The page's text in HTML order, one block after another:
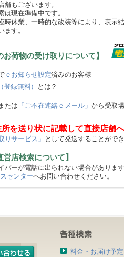
もございます。
現在準備中です。
休業、一時的な改装等により、表示
す。
お荷物の受け取りについて】
ｅお知らせ設定済みのお客様
録無料）
とは？
たは 「ご不在連絡ｅメール」 から受取
を送り状に記載して直接店舗
りサービス」 として発送することができ
営店検索について】
ーが電話に出られない場合があります
センターへお問い合わせください。
料金・お届け予